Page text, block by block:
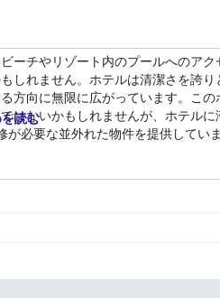
ーチやリゾート内のプールへのア
しれません。ホテルは清潔さを誇
向に無限に広がっています。こ
はないかもしれませんが、ホテル
必要な並外れた物件を提供してい
読む